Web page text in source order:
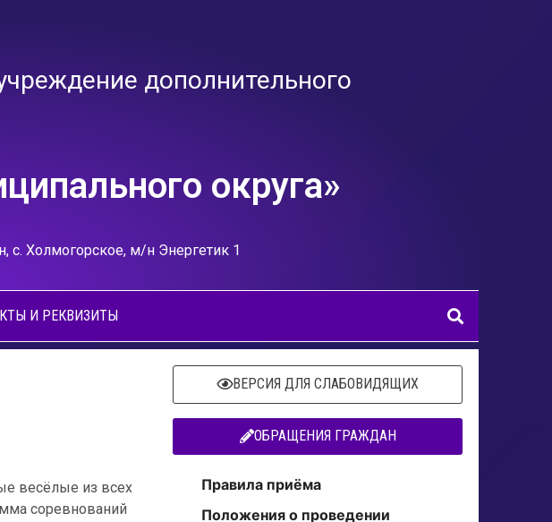
дополнительного
округа»
с. Холмогорское, м/н Энергетик 1
И РЕКВИЗИТЫ
весёлые из всех
соревнований
ВЕРСИЯ ДЛЯ СЛАБОВИДЯЩИХ
ОБРАЩЕНИЯ ГРАЖДАН
Правила приёма
Положения о проведении